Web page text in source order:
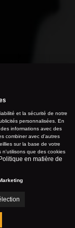
de cookies
du site
et la sécurité de notre
personnalisées. En
informations avec des
combiner avec d'autres
sur la base de votre
n'utilisons que des cookies
Politique en matière de